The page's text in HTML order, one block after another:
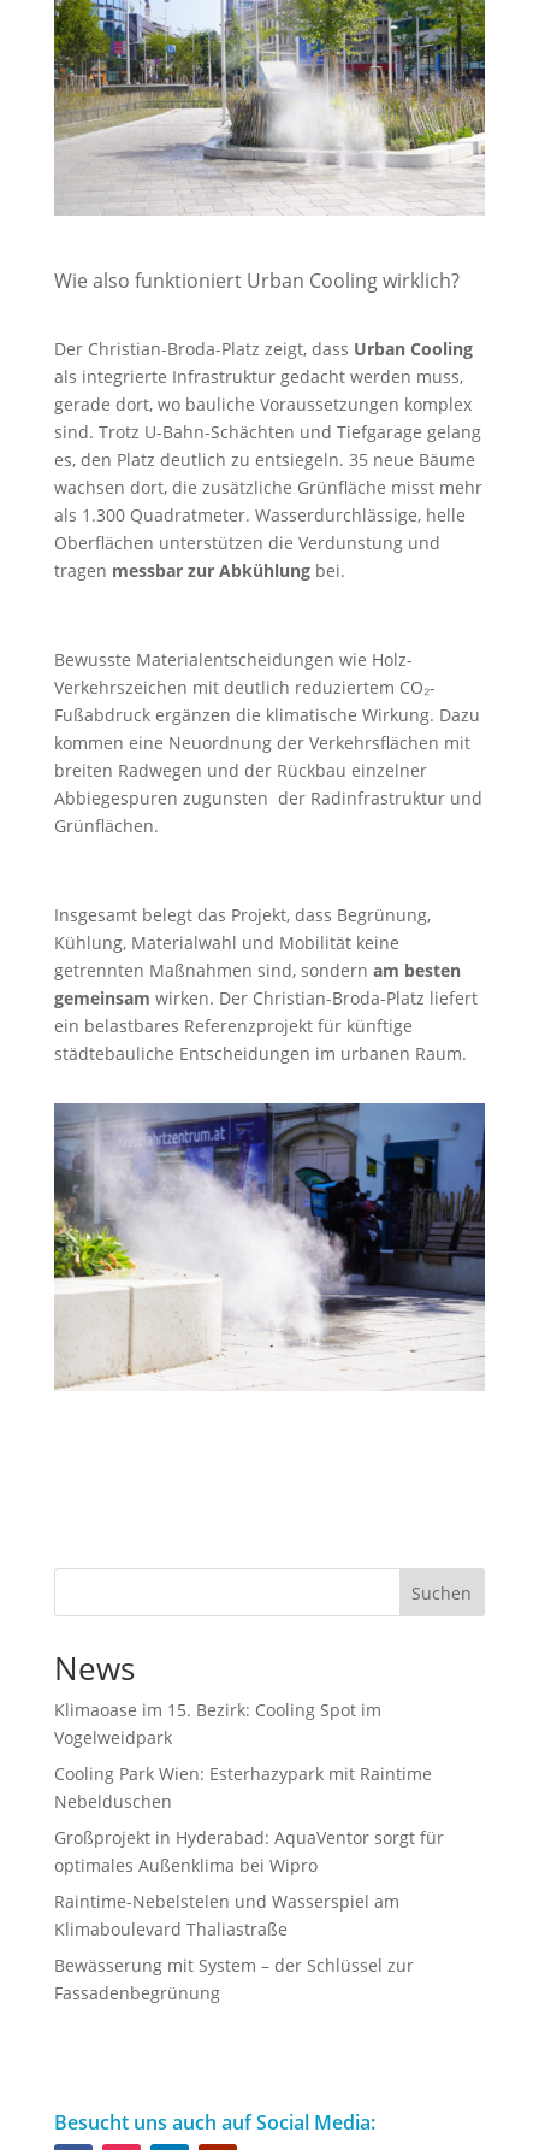
Wie also funktioniert Urban Cooling wirklich?
Der Christian-Broda-Platz zeigt, dass Urban Cooling
als integrierte Infrastruktur gedacht werden muss,
gerade dort, wo bauliche Voraussetzungen komplex
sind. Trotz U-Bahn-Schächten und Tiefgarage gelang
es, den Platz deutlich zu entsiegeln. 35 neue Bäume
wachsen dort, die zusätzliche Grünfläche misst mehr
als 1.300 Quadratmeter. Wasserdurchlässige, helle
Oberflächen unterstützen die Verdunstung und
tragen messbar zur Abkühlungbei.
Bewusste Materialentscheidungen wie Holz-
Verkehrszeichen mit deutlich reduziertem CO₂-
Fußabdruck ergänzen die klimatische Wirkung. Dazu
kommen eine Neuordnung der Verkehrsflächen mit
breiten Radwegen und der Rückbau einzelner
Abbiegespuren zugunsten der Radinfrastruktur und
Grünflächen.
Insgesamt belegt das Projekt, dass Begrünung,
Kühlung, Materialwahl und Mobilität keine
getrennten Maßnahmen sind, sondern am besten
gemeinsam wirken. Der Christian-Broda-Platz liefert
ein belastbares Referenzprojekt für künftige
städtebauliche Entscheidungen im urbanen Raum.
Suchen
News
Klimaoase im 15. Bezirk: Cooling Spot im
Vogelweidpark
Cooling Park Wien: Esterhazypark mit Raintime
Nebelduschen
Großprojekt in Hyderabad: AquaVentor sorgt für
optimales Außenklima bei Wipro
Raintime-Nebelstelen und Wasserspiel am
Klimaboulevard Thaliastraße
Bewässerung mit System – der Schlüssel zur
Fassadenbegrünung
Besucht uns auch auf Social Media: